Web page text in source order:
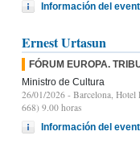
Información del
Ernest Urtasun
FÓRUM EUROPA.
Ministro de Cultura
26/01/2026 - Barcelona, Hotel
668) 9.00 horas
Información del